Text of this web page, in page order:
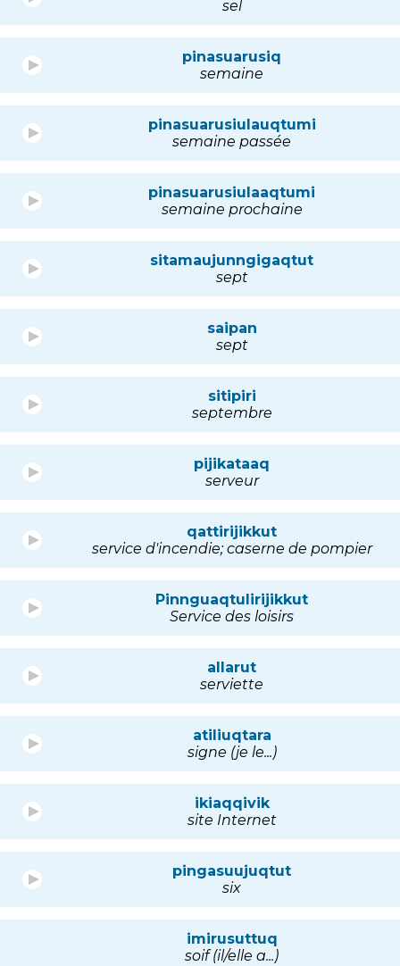
sel
pinasuarusiq
semaine
pinasuarusiulauqtumi
semaine passée
pinasuarusiulaaqtumi
semaine prochaine
sitamaujunngigaqtut
sept
saipan
sept
sitipiri
septembre
pijikataaq
serveur
qattirijikkut
service d'incendie; caserne de pompier
Pinnguaqtulirijikkut
Service des loisirs
allarut
serviette
atiliuqtara
signe (je le...)
ikiaqqivik
site Internet
pingasuujuqtut
six
imirusuttuq
soif (il/elle a...)